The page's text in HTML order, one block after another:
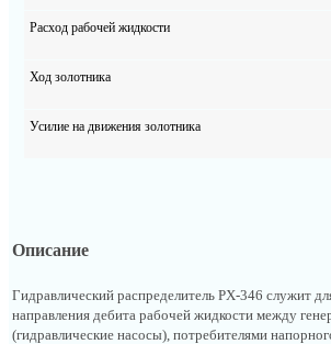
Расход рабочей жидкости
Ход золотника
Усилие на движения золотника
Описание
Гидравлический распределитель PX-346 служит
направления дебита рабочей жидкости между
(гидравлические насосы), потребителями